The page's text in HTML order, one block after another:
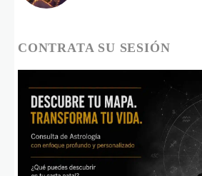
CONTRATA SU SESIÓN